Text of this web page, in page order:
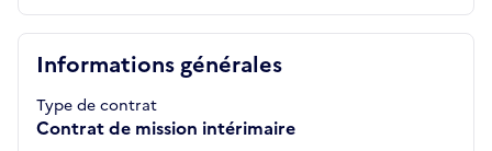
Informations générales
Type de contrat
Contrat de mission intérimaire